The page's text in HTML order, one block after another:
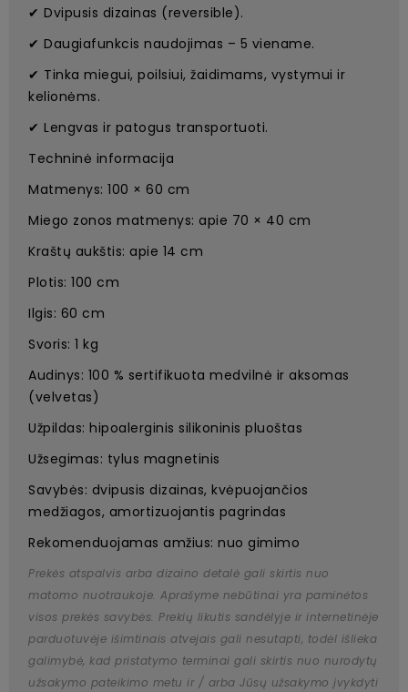
✔ Dvipusis dizainas (reversible).
✔ Daugiafunkcis naudojimas – 5 viename.
✔ Tinka miegui, poilsiui, žaidimams, vystymui ir
kelionėms.
✔ Lengvas ir patogus transportuoti.
Techninė informacija
Matmenys: 100 × 60 cm
Miego zonos matmenys: apie 70 × 40 cm
Kraštų aukštis: apie 14 cm
Plotis: 100 cm
Ilgis: 60 cm
Svoris: 1 kg
Audinys: 100 % sertifikuota medvilnė ir aksomas
(velvetas)
Užpildas: hipoalerginis silikoninis pluoštas
Užsegimas: tylus magnetinis
Savybės: dvipusis dizainas, kvėpuojančios
medžiagos, amortizuojantis pagrindas
Rekomenduojamas amžius: nuo gimimo
Prekės atspalvis arba dizaino detalė gali skirtis nuo
matomo nuotraukoje. Aprašyme nebūtinai yra paminėtos
visos prekės savybės. Prekių likutis sandėlyje ir internetinėje
parduotuvėje išimtinais atvejais gali nesutapti, todėl išlieka
galimybė, kad pristatymo terminai gali skirtis nuo nurodytų
užsakymo pateikimo metu ir / arba Jūsų užsakymo įvykdyti